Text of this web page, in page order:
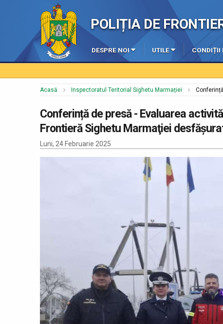
POLIȚIA DE
DESPRE NOI UTILE CONDIȚII
Acasă Inspectoratul Teritorial Sighetu Marmației
Conferință de presă - Evaluarea
Frontieră Sighetu Marmaţiei
Luni, 24 Februarie 2025